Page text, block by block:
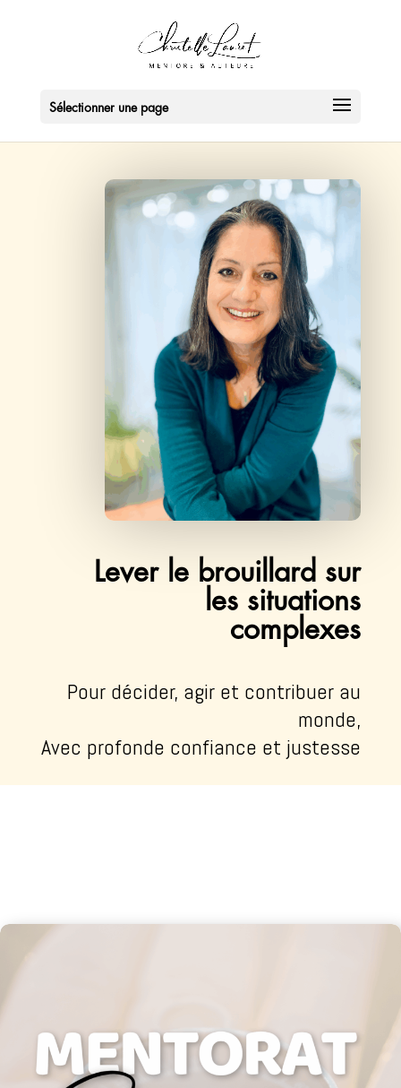
Sélectionner une page
Lever le brouillard sur
les situations
complexes
Pour décider, agir et contribuer au
monde,
Avec profonde confiance et justesse